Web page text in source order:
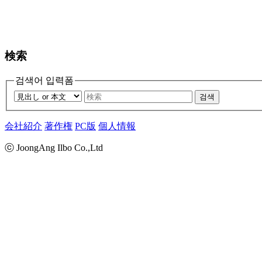
検索
검색어 입력폼
검색
会社紹介 著作権 PC版 個人情報
ⓒ JoongAng Ilbo Co.,Ltd